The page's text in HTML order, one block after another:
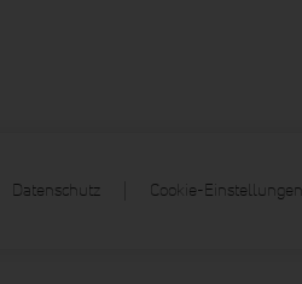
Datenschutz Cookie-Einstellungen